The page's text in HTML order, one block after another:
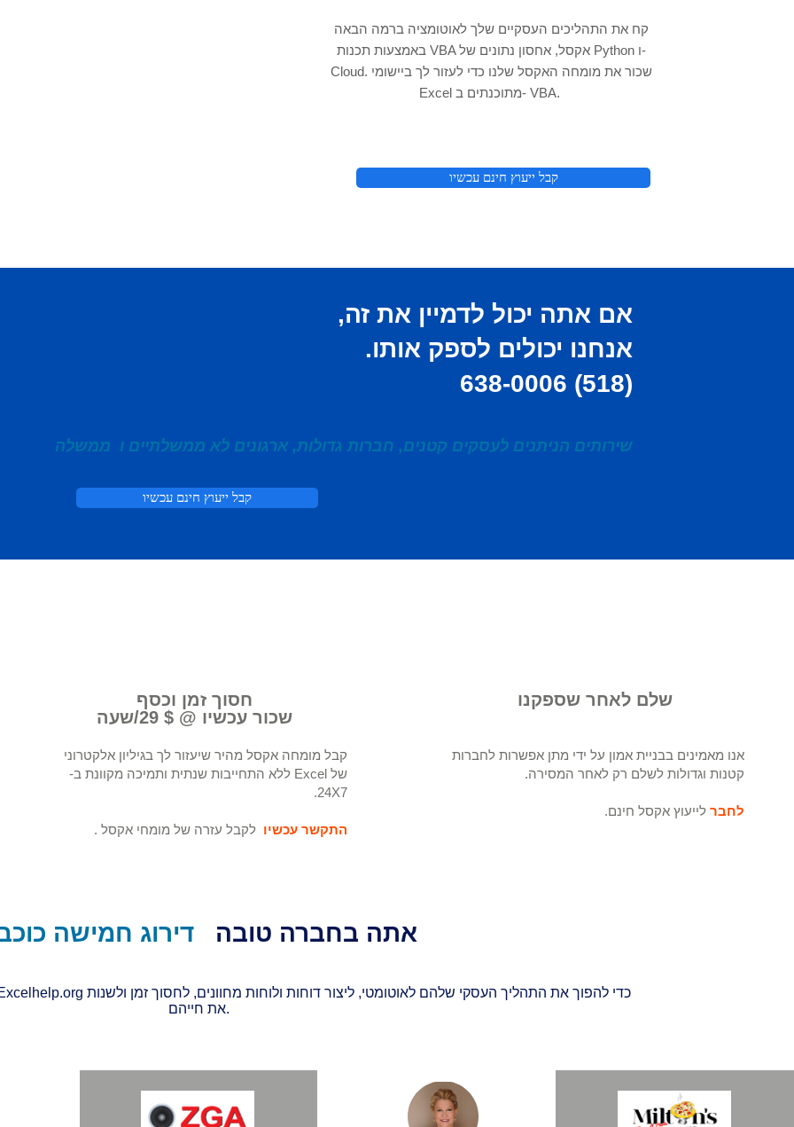
קח את התהליכים העסקיים שלך לאוטומציה ברמה הבאה
באמצעות תכנות VBA אקסל, אחסון נתונים של Python ו-
Cloud. שכור את מומחה האקסל שלנו כדי לעזור לך ביישומי
Excel מתוכנתים ב- VBA.
קבל ייעוץ חינם עכשיו
אם אתה יכול לדמיין את זה,
אנחנו יכולים לספק אותו.
(518) 638-0006
שירותים הניתנים לעסקים קטנים, חברות גדולות, ארגונים לא ממשלתיים ו ממשלה
קבל ייעוץ חינם עכשיו
חסוך זמן וכסף
שכור עכשיו @ $ 29/שעה
קבל מומחה אקסל מהיר שיעזור לך בגיליון אלקטרוני
של Excel ללא התחייבות שנתית ותמיכה מקוונת ב-
24X7.
התקשר עכשיו לקבל עזרה של מומחי אקסל .
שלם לאחר שספקנו
אנו מאמינים בבניית אמון על ידי מתן אפשרות לחברות
קטנות וגדולות לשלם רק לאחר המסירה.
לחבר לייעוץ אקסל חינם.
אתה בחברה טובה דירוג חמישה
את חייהם.